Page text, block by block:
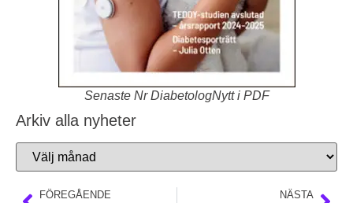
Senaste Nr DiabetologNytt i PDF
Arkiv alla nyheter
FÖREGÅENDE NÄSTA